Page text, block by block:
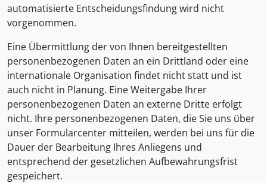
automatisierte Entscheidungsfindung wird nicht
vorgenommen.
Eine Übermittlung der von Ihnen bereitgestellten
personenbezogenen Daten an ein Drittland oder eine
internationale Organisation findet nicht statt und ist
auch nicht in Planung. Eine Weitergabe Ihrer
personenbezogenen Daten an externe Dritte erfolgt
nicht. Ihre personenbezogenen Daten, die Sie uns über
unser Formularcenter mitteilen, werden bei uns für die
Dauer der Bearbeitung Ihres Anliegens und
entsprechend der gesetzlichen Aufbewahrungsfrist
gespeichert.